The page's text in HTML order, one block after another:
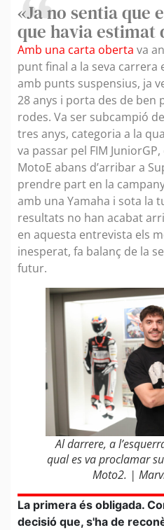
«Ja no sentia que
que havia estimat
Amb una carta oberta va
punt final a la seva
amb punts suspensius, ja
28 anys i porta des de ben
rodes. Va ser subcampió
tres anys, categoria a la
va passar pel FIM
MotoE abans d’arribar a
prendre part en la
amb una Yamaha i sota la
resultats no han acabat
en aquesta entrevista els
inesperat, fa balanç de la
futur.
Al darrere, a
qual es va proclamar
Moto2. |
La primera és obligada.
decisió que, s'ha de